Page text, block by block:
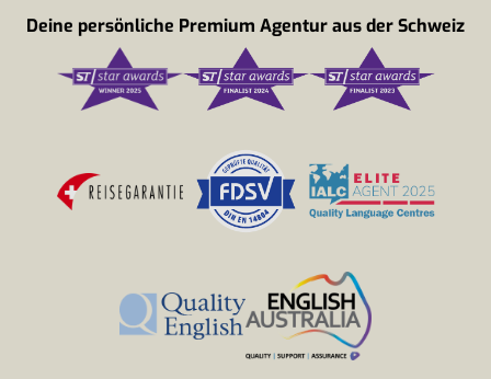
Deine persönliche Premium Agentur aus der Schweiz